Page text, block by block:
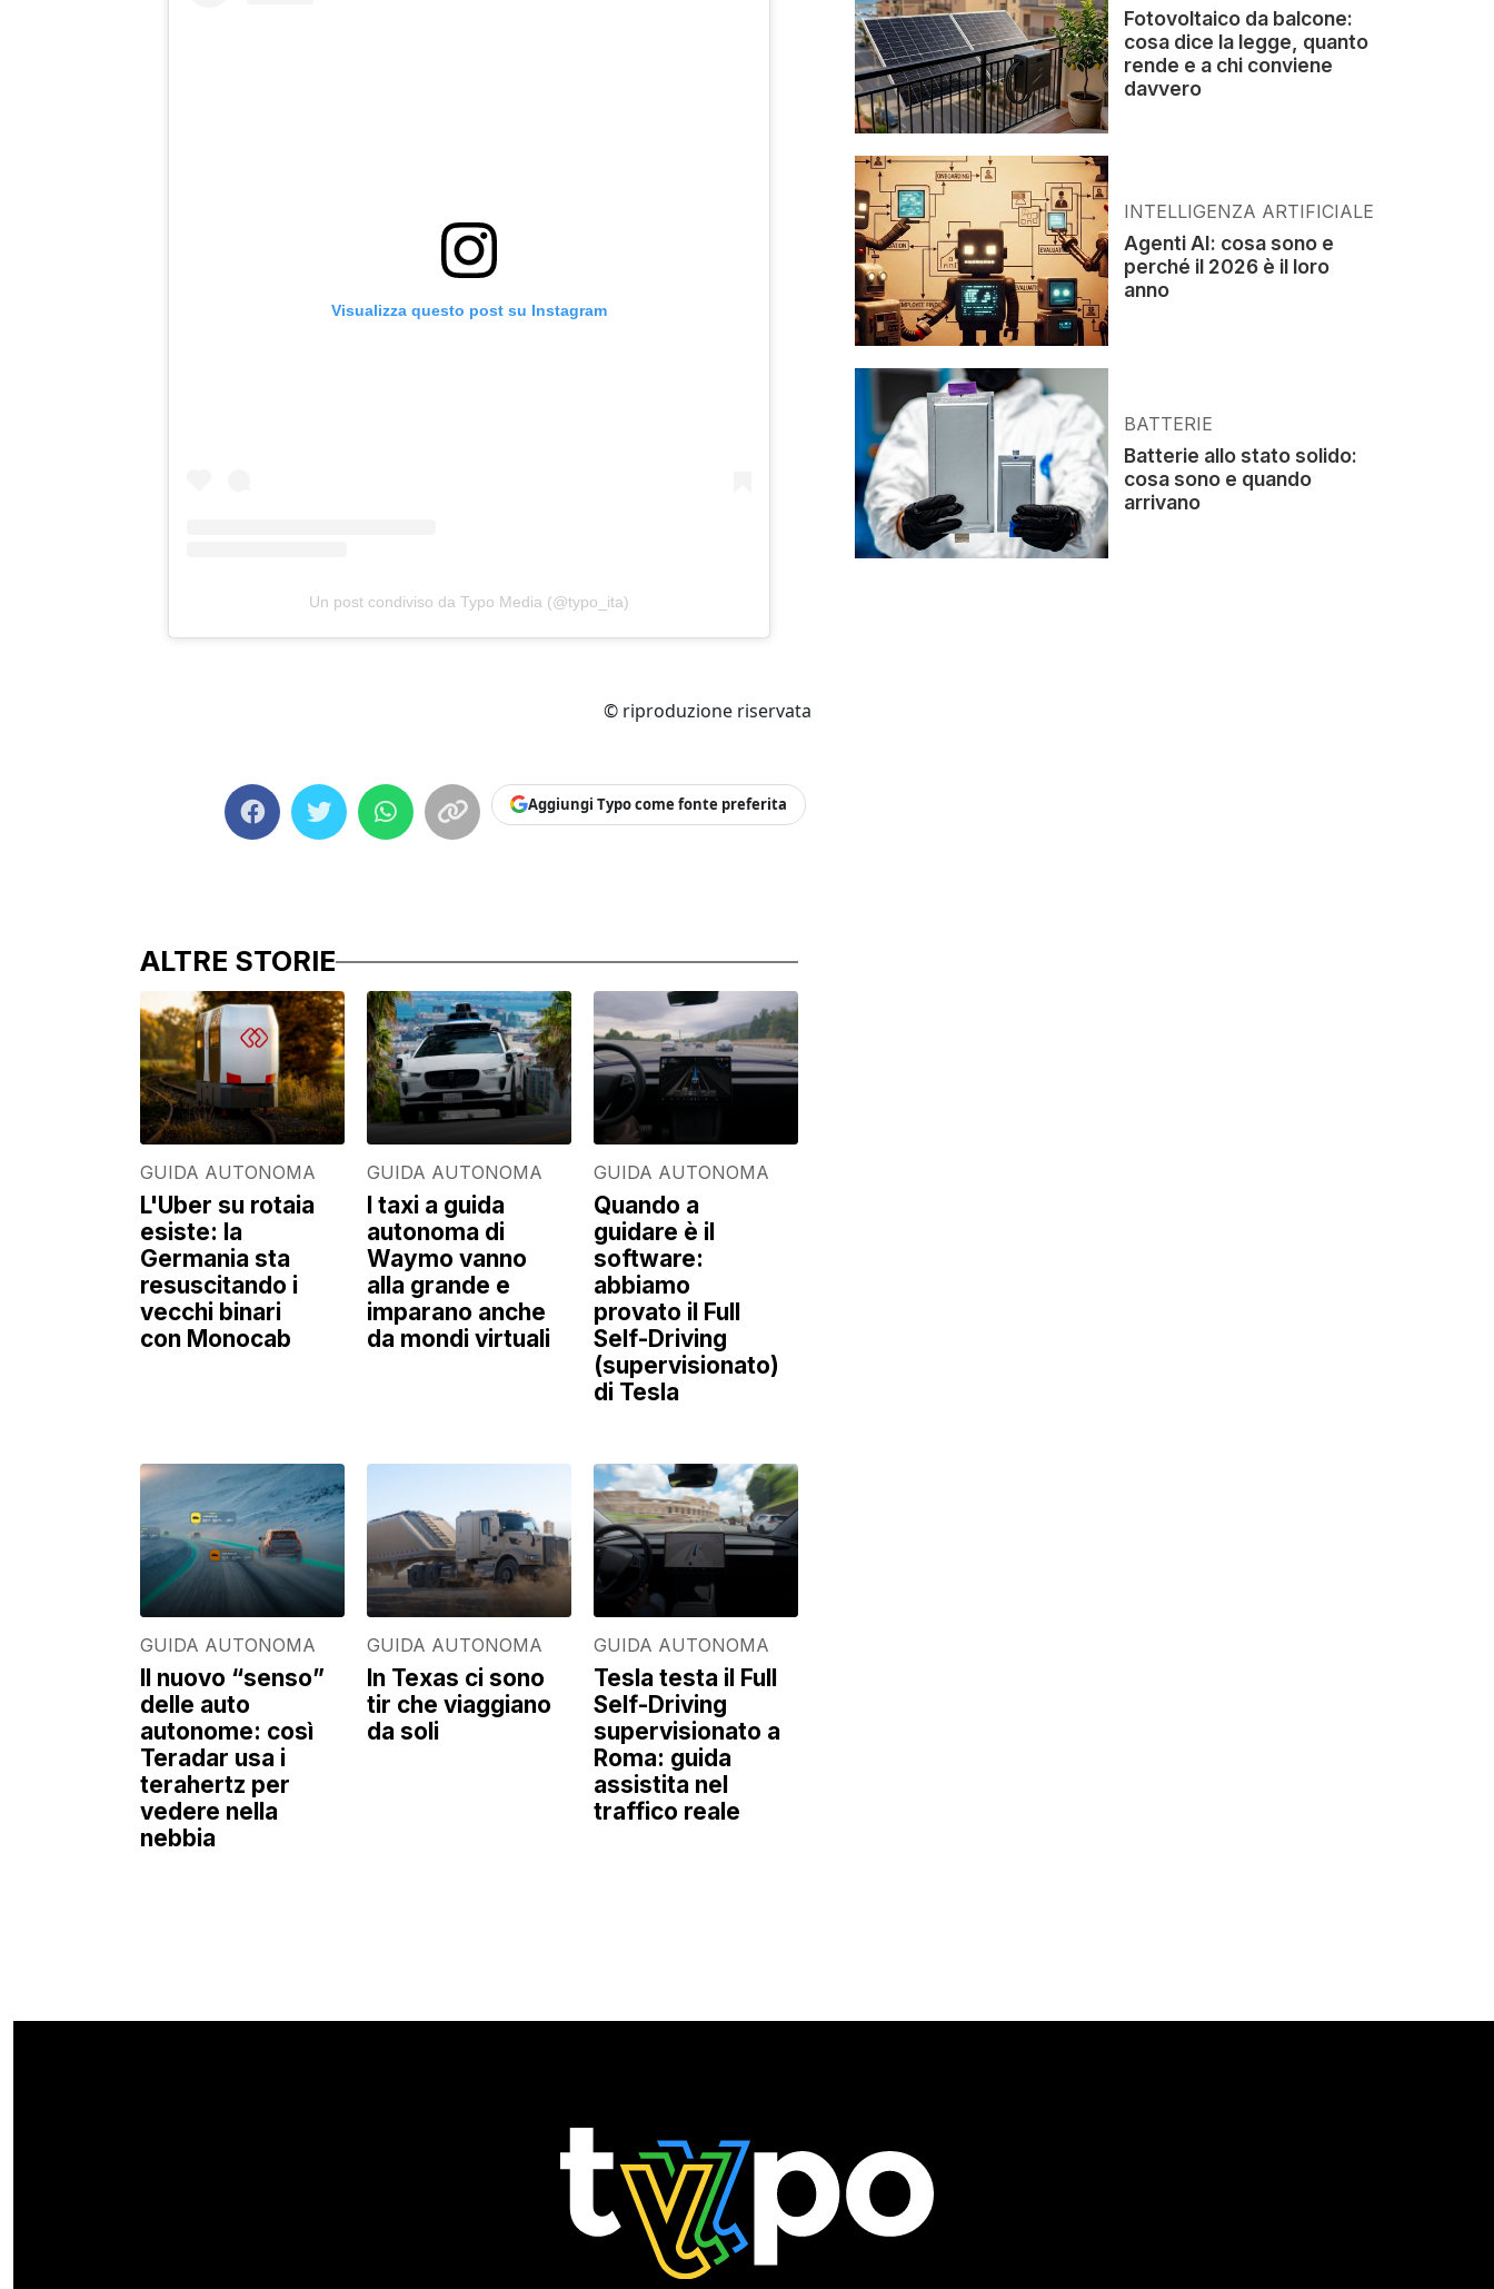
Visualizza questo post su Instagram
Un post condiviso da Typo Media (@typo_ita)
© riproduzione riservata
Aggiungi Typo come fonte preferita
ALTRE STORIE
GUIDA AUTONOMA
L'Uber su rotaia
esiste: la
Germania sta
resuscitando i
vecchi binari
con Monocab
GUIDA AUTONOMA
I taxi a guida
autonoma di
Waymo vanno
alla grande e
imparano anche
da mondi virtuali
GUIDA AUTONOMA
Quando a
guidare è il
software:
abbiamo
provato il Full
Self-Driving
(supervisionato)
di Tesla
GUIDA AUTONOMA
Il nuovo “senso”
delle auto
autonome: così
Teradar usa i
terahertz per
vedere nella
nebbia
GUIDA AUTONOMA
In Texas ci sono
tir che viaggiano
da soli
GUIDA AUTONOMA
Tesla testa il Full
Self-Driving
supervisionato a
Roma: guida
assistita nel
traffico reale
Fotovoltaico da balcone:
cosa dice la legge, quanto
rende e a chi conviene
davvero
INTELLIGENZA ARTIFICIALE
Agenti AI: cosa sono e
perché il 2026 è il loro
anno
BATTERIE
Batterie allo stato solido:
cosa sono e quando
arrivano